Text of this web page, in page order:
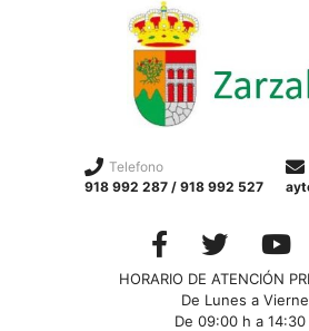
Telefono
918 992 287 / 918 992 527
HORARIO DE ATENCIÓN
De Lunes a
De 09:00 h a 14:30